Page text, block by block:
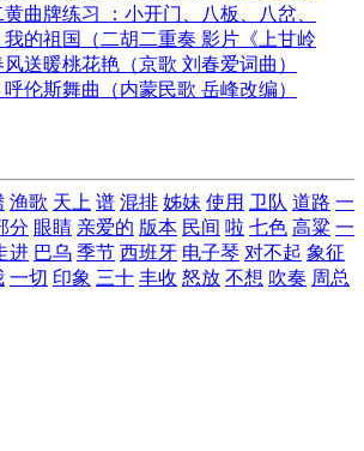
曲牌练习 ：小开门、八板、八岔、
我的祖国（二胡二重奏 影片《上甘岭
送暖桃花艳（京歌 刘春爱词曲）
伦斯舞曲（内蒙民歌 岳峰改编）
渔歌 天上 谱 混排 姊妹 使用 卫队 道路 一
分 眼睛 亲爱的 版本 民间 啦 七色 高粱 一
进 巴乌 季节 西班牙 电子琴 对不起 象征
一切 印象 三十 丰收 怒放 不想 吹奏 周总